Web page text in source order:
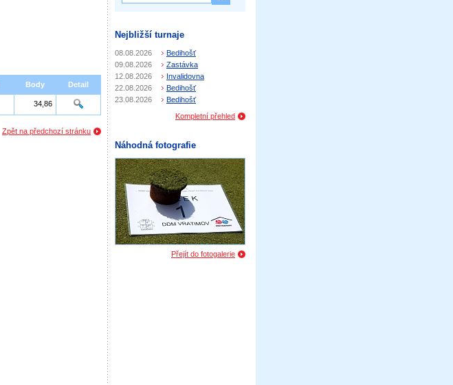
Body Detail
34,86
Zpět na předchozí stránku
Nejbližší turnaje
08.08.2026
Bedihošť
09.08.2026
Zastávka
12.08.2026
Invalidovna
22.08.2026
Bedihošť
23.08.2026
Bedihošť
Kompletní přehled
Náhodná fotografie
Přejít do fotogalerie